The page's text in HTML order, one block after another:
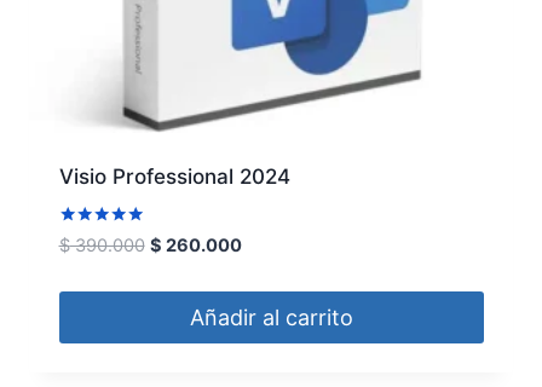
Visio Professional 2024
Valorado
con
de 5
$390.000 $ 260.000
Añadir al carrito